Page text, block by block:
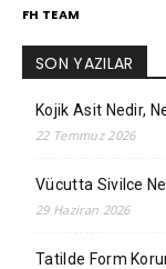
FH TEAM
SON YAZILAR
Kojik Asit Nedir,
22 Temmuz 2026
Vücutta Sivilce
29 Haziran 2026
Tatilde Form